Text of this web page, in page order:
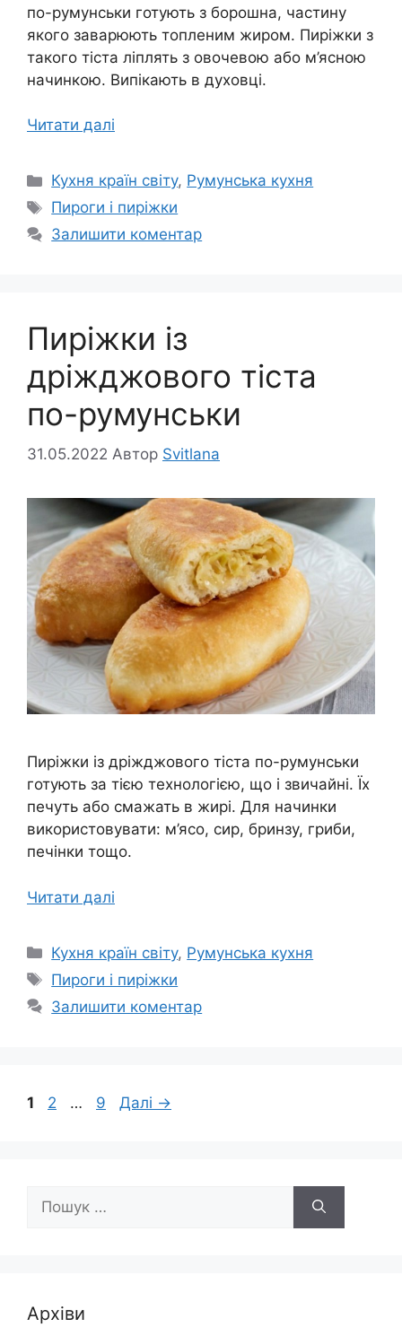
по-румунськи готують з борошна, частину
якого заварюють топленим жиром. Пиріжки з
такого тіста ліплять з овочевою або м’ясною
начинкою. Випікають в духовці.
Читати далі
Категорії
Кухня країн світу, Румунська кухня
Позначки
Пироги і пиріжки
Залишити коментар
Пиріжки із
дріжджового тіста
по-румунськи
31.05.2022 Автор Svitlana
Пиріжки із дріжджового тіста по-румунськи
готують за тією технологією, що і звичайні. Їх
печуть або смажать в жирі. Для начинки
використовувати: м’ясо, сир, бринзу, гриби,
печінки тощо.
Читати далі
Категорії
Кухня країн світу, Румунська кухня
Позначки
Пироги і пиріжки
Залишити коментар
Сторінка
1 Сторінка
2 … Сторінка
9 Далі →
Архіви